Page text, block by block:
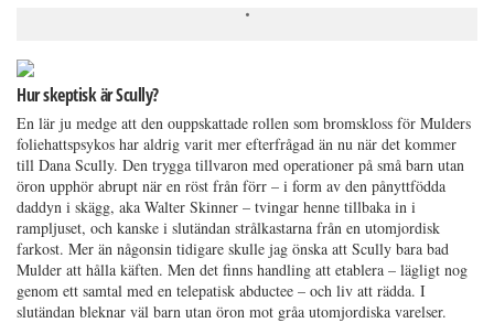
Hur skeptisk är Scully?
En lär ju medge att den ouppskattade rollen som bromskloss för Mulders
foliehattspsykos har aldrig varit mer efterfrågad än nu när det kommer
till Dana Scully. Den trygga tillvaron med operationer på små barn utan
öron upphör abrupt när en röst från förr – i form av den pånyttfödda
daddyn i skägg, aka Walter Skinner – tvingar henne tillbaka in i
rampljuset, och kanske i slutändan strålkastarna från en utomjordisk
farkost. Mer än någonsin tidigare skulle jag önska att Scully bara bad
Mulder att hålla käften. Men det finns handling att etablera – lägligt nog
genom ett samtal med en telepatisk abductee – och liv att rädda. I
slutändan bleknar väl barn utan öron mot gråa utomjordiska varelser.